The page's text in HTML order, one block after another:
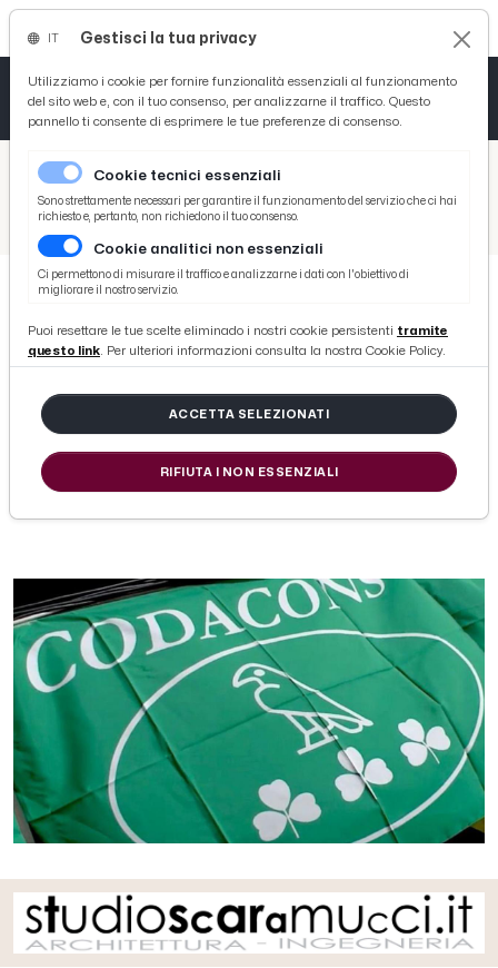
/ Picenotime
/ News
Caro benzina, Codacons sporge denuncia alle Procure marchigiane nei confronti del Mef
Caro benzina, Codacons sporge
denuncia alle Procure marchigiane
nei confronti del Mef
di Redazione Picenotime
Gestisci la tua privacy
Utilizziamo i cookie per fornire funzionalità essenziali al funzionamento
del sito web e, con il tuo consenso, per analizzarne il traffico. Questo
pannello ti consente di esprimere le tue preferenze di consenso.
Cookie tecnici essenziali
Sono strettamente necessari per garantire il funzionamento del servizio che ci hai
richiesto e, pertanto, non richiedono il tuo consenso.
Cookie analitici non essenziali
Ci permettono di misurare il traffico e analizzarne i dati con l'obiettivo di
migliorare il nostro servizio.
Puoi resettare le tue scelte eliminado i nostri cookie persistenti tramite
questo link. Per ulteriori informazioni consulta la nostra Cookie Policy.
ACCETTA SELEZIONATI
RIFIUTA I NON ESSENZIALI
Tutto News
Tutto Sport
Basket
Ciclismo
Tutto Curiosità